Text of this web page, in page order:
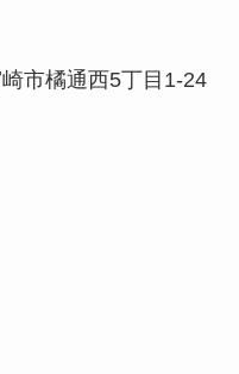
市橘通西5丁目1-24